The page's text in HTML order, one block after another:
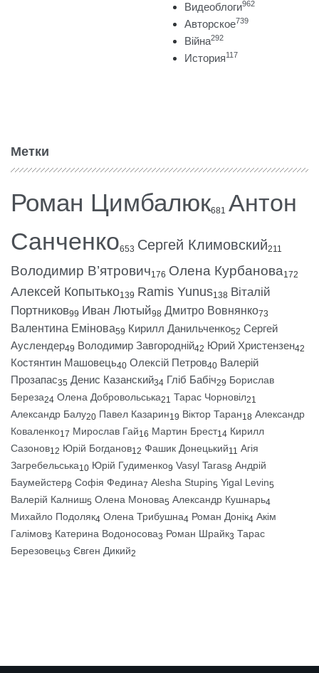
Видеоблоги962
Авторское739
Війна292
История117
Метки
Роман Цимбалюк681 Антон
Санченко653 Сергей Климовский211
Володимир В’ятрович176 Олена Курбанова172
Алексей Копытько139 Ramis Yunus138 Віталій
Портников99 Иван Лютый98 Дмитро Вовнянко73
Валентина Емінова59 Кирилл Данильченко52 Сергей
Ауслендер49 Володимир Завгородній42 Юрий Христензен42
Костянтин Машовець40 Олексій Петров40 Валерій
Прозапас35 Денис Казанский34 Гліб Бабіч29 Борислав
Береза24 Олена Добровольська21 Тарас Чорновіл21
Александр Балу20 Павел Казарин19 Віктор Таран18 Александр
Коваленко17 Мирослав Гай16 Мартин Брест14 Кирилл
Сазонов12 Юрій Богданов12 Фашик Донецький11 Агія
Загребельська10 Юрій Гудименко9 Vasyl Taras8 Андрій
Баумейстер8 Софія Федина7 Alesha Stupin5 Yigal Levin5
Валерій Калниш5 Олена Монова5 Александр Кушнарь4
Михайло Подоляк4 Олена Трибушна4 Роман Донік4 Акім
Галімов3 Катерина Водоносова3 Роман Шрайк3 Тарас
Березовець3 Євген Дикий2